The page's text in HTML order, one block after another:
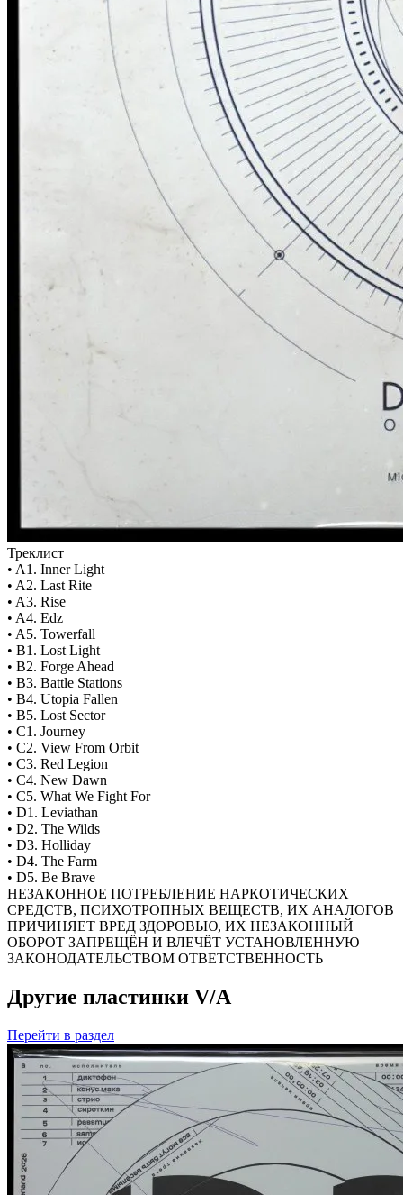
Треклист
• A1. Inner Light
• A2. Last Rite
• A3. Rise
• A4. Edz
• A5. Towerfall
• B1. Lost Light
• B2. Forge Ahead
• B3. Battle Stations
• B4. Utopia Fallen
• B5. Lost Sector
• C1. Journey
• C2. View From Orbit
• C3. Red Legion
• C4. New Dawn
• C5. What We Fight For
• D1. Leviathan
• D2. The Wilds
• D3. Holliday
• D4. The Farm
• D5. Be Brave
НЕЗАКОННОЕ ПОТРЕБЛЕНИЕ НАРКОТИЧЕСКИХ
СРЕДСТВ, ПСИХОТРОПНЫХ ВЕЩЕСТВ, ИХ АНАЛОГОВ
ПРИЧИНЯЕТ ВРЕД ЗДОРОВЬЮ, ИХ НЕЗАКОННЫЙ
ОБОРОТ ЗАПРЕЩЁН И ВЛЕЧЁТ УСТАНОВЛЕННУЮ
ЗАКОНОДАТЕЛЬСТВОМ ОТВЕТСТВЕННОСТЬ
Другие пластинки V/A
Перейти в раздел